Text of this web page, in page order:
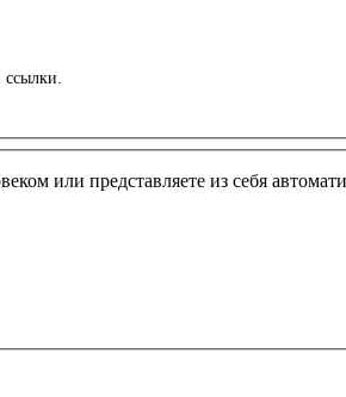
или представляете из себя